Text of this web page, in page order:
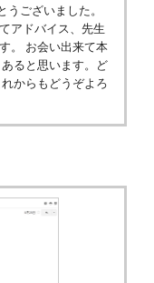
ございました。
アドバイス、先生
。 お会い出来て本
ると思います。ど
からもどうぞよろ